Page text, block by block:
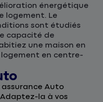
énergétique
logement. Le
sont étudiés
capacité de
une maison en
logement en centre-
Auto
la à vos